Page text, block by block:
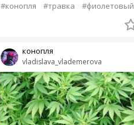
#конопля #травка #фиолетовый
vladislava_vlademerova
конопля